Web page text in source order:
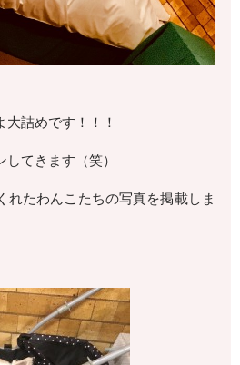
詰めです！！！
てきます（笑）
れたわんこたちの写真を掲載しま